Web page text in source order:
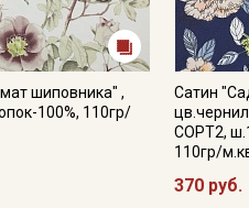
шиповника" ,
100%, 110гр/
Сатин
СОРТ2,
110гр/
370 руб.